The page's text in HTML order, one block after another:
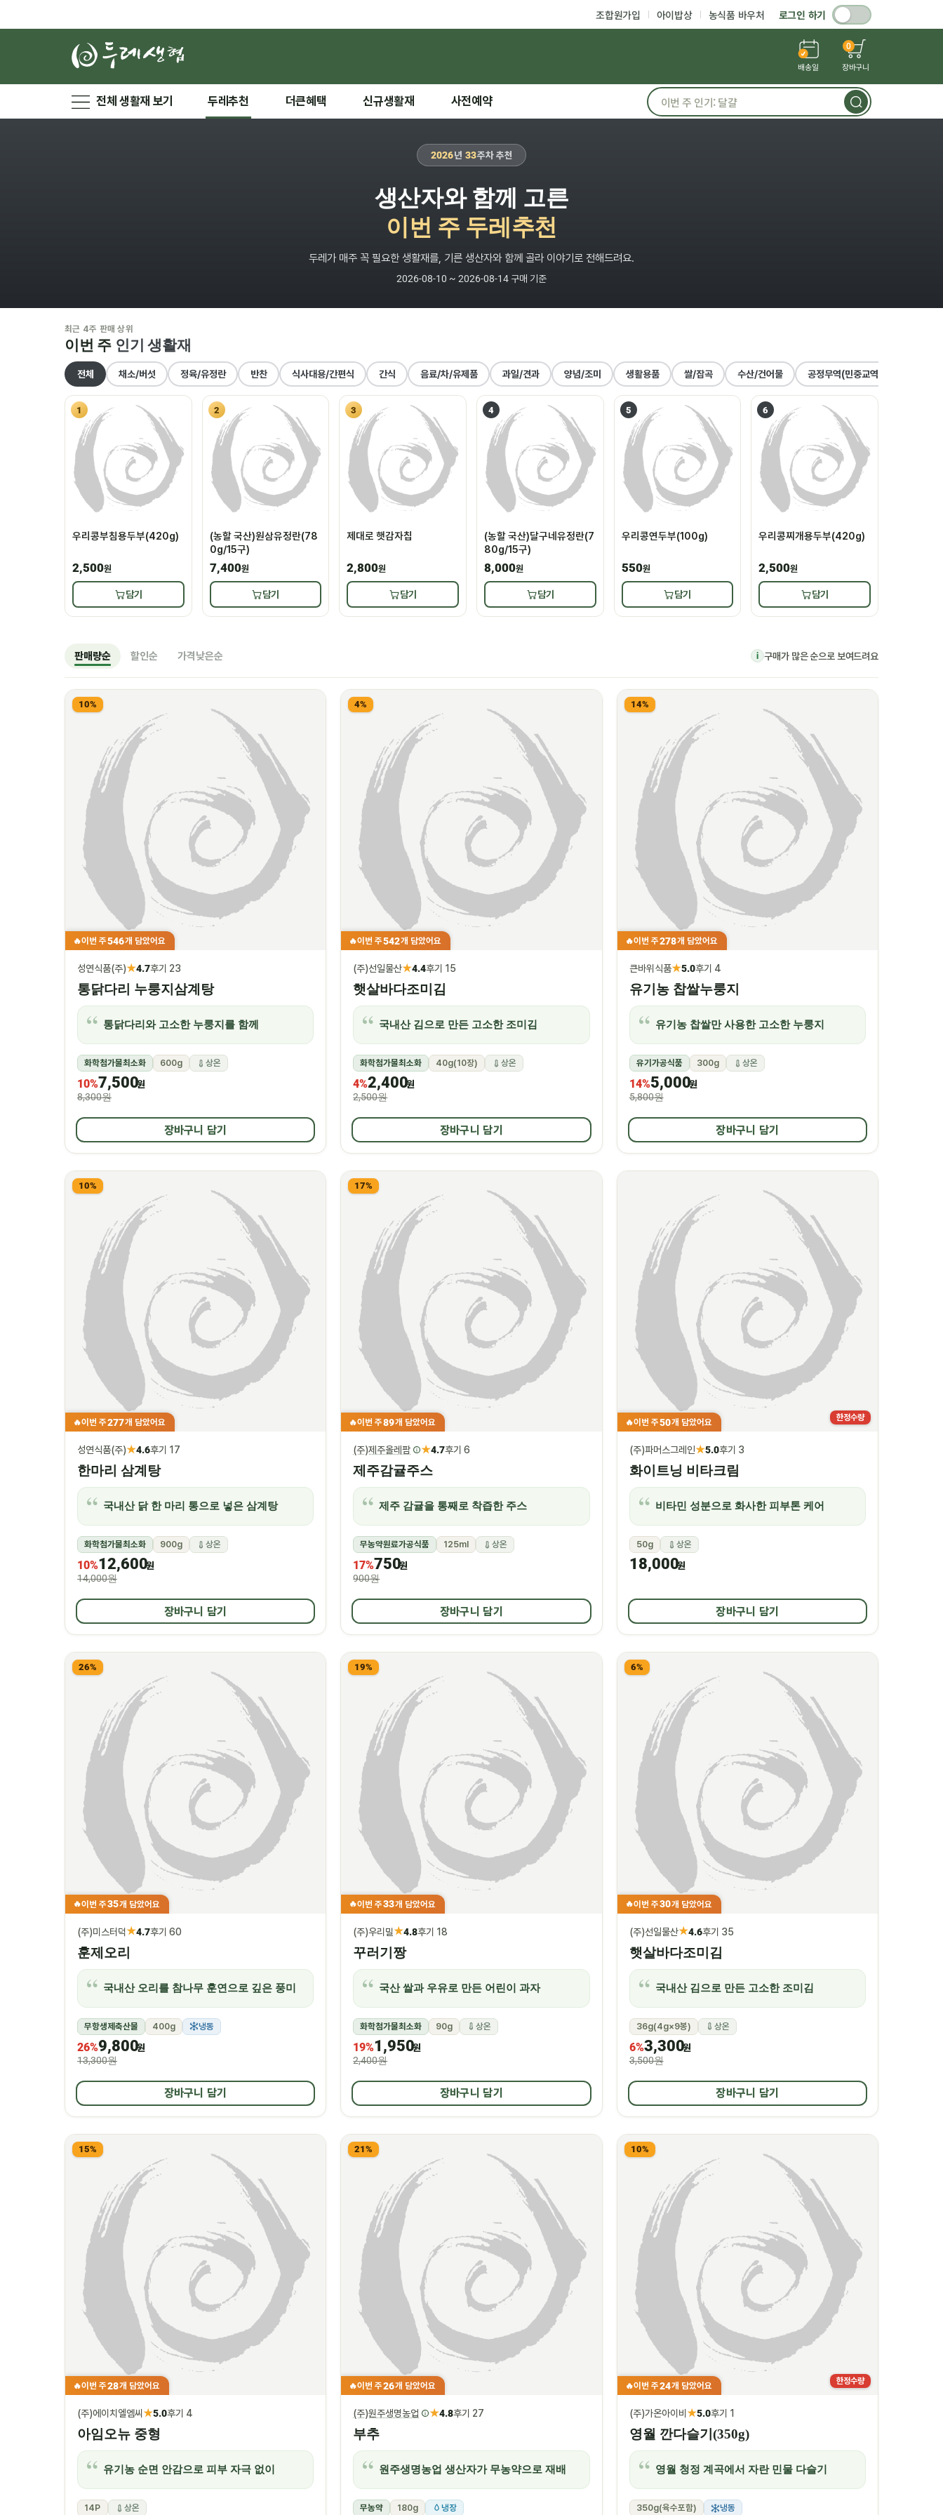
조합원가입 아이밥상 농식품 바우처 로그인 하기
배송일
0
장바구니
전체 생활재 보기 두레추천 더큰혜택 신규생활재 사전예약
2026년 33주차 추천
생산자와 함께 고른
이번 주 두레추천
두레가 매주 꼭 필요한 생활재를, 기른 생산자와 함께 골라 이야기로 전해드려요.
2026-08-10 ~ 2026-08-14 구매 기준
최근 4주 판매 상위
이번 주 인기 생활재
전체 채소/버섯 정육/유정란 반찬 식사대용/간편식 간식 음료/차/유제품 과일/견과 양념/조미 생활용품 쌀/잡곡 수산/건어물 공정무역(민중교역)
1
우리콩부침용두부(420g)
2,500원
담기
2
(농할 국산)원삼유정란(78
0g/15구)
7,400원
담기
3
제대로 햇감자칩
2,800원
담기
4
(농할 국산)달구네유정란(7
80g/15구)
8,000원
담기
5
우리콩연두부(100g)
550원
담기
6
우리콩찌개용두부(420g)
2,500원
담기
판매량순 할인순 가격낮은순 i 구매가 많은 순으로 보여드려요
10%
🔥이번 주546개 담았어요
성연식품(주)★4.7후기 23
통닭다리 누룽지삼계탕
통닭다리와 고소한 누룽지를 함께
화학첨가물최소화 600g 상온
10%7,500원
8,300원
장바구니 담기
4%
🔥이번 주542개 담았어요
(주)선일물산★4.4후기 15
햇살바다조미김
국내산 김으로 만든 고소한 조미김
화학첨가물최소화 40g(10장) 상온
4%2,400원
2,500원
장바구니 담기
14%
🔥이번 주278개 담았어요
큰바위식품★5.0후기 4
유기농 찹쌀누룽지
유기농 찹쌀만 사용한 고소한 누룽지
유기가공식품 300g 상온
14%5,000원
5,800원
장바구니 담기
10%
🔥이번 주277개 담았어요
성연식품(주)★4.6후기 17
한마리 삼계탕
국내산 닭 한 마리 통으로 넣은 삼계탕
화학첨가물최소화 900g 상온
10%12,600원
14,000원
장바구니 담기
17%
🔥이번 주89개 담았어요
(주)제주올레팜 ★4.7후기 6
제주감귤주스
제주 감귤을 통째로 착즙한 주스
무농약원료가공식품 125ml 상온
17%750원
900원
장바구니 담기
🔥이번 주50개 담았어요 한정수량
(주)파머스그레인★5.0후기 3
화이트닝 비타크림
비타민 성분으로 화사한 피부톤 케어
50g 상온
18,000원
장바구니 담기
26%
🔥이번 주35개 담았어요
(주)미스터덕★4.7후기 60
훈제오리
국내산 오리를 참나무 훈연으로 깊은 풍미
무항생제축산물 400g 냉동
26%9,800원
13,300원
장바구니 담기
19%
🔥이번 주33개 담았어요
(주)우리밀★4.8후기 18
꾸러기짱
국산 쌀과 우유로 만든 어린이 과자
화학첨가물최소화 90g 상온
19%1,950원
2,400원
장바구니 담기
6%
🔥이번 주30개 담았어요
(주)선일물산★4.6후기 35
햇살바다조미김
국내산 김으로 만든 고소한 조미김
36g(4g×9봉) 상온
6%3,300원
3,500원
장바구니 담기
15%
🔥이번 주28개 담았어요
(주)에이치엘엠씨 ★5.0후기 4
아임오뉴 중형
유기농 순면 안감으로 피부 자극 없이
14P 상온
21%
🔥이번 주26개 담았어요
(주)원주생명농업 ★4.8후기 27
부추
원주생명농업 생산자가 무농약으로 재배
무농약 180g 냉장
10%
🔥이번 주24개 담았어요 한정수량
(주)가온아이비 ★5.0후기 1
영월 깐다슬기(350g)
영월 청정 계곡에서 자란 민물 다슬기
350g(육수포함) 냉동